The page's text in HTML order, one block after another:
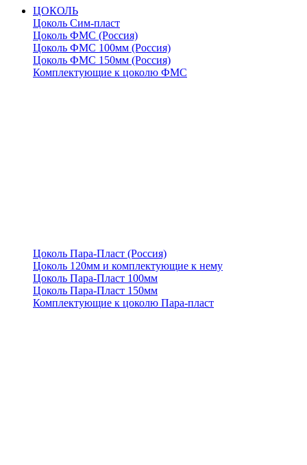
ЦОКОЛЬ
Цоколь Сим-пласт
Цоколь ФМС (Россия)
Цоколь ФМС 100мм (Россия)
Цоколь ФМС 150мм (Россия)
Комплектующие к цоколю ФМС
Цоколь Пара-Пласт (Россия)
Цоколь 120мм и комплектующие к нему
Цоколь Пара-Пласт 100мм
Цоколь Пара-Пласт 150мм
Комплектующие к цоколю Пара-пласт